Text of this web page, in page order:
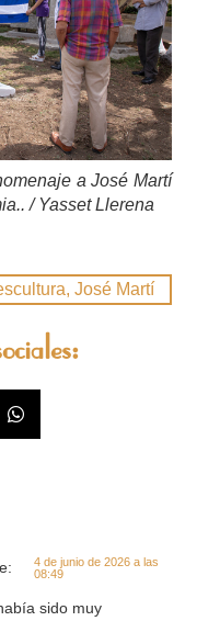
a José Martí
/ Yasset Llerena
, José Martí
4 de junio de 2026 a las
08:49
sido muy